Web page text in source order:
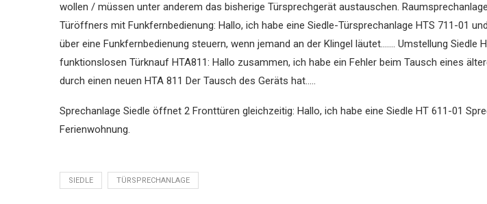
wollen / müssen unter anderem das bisherige Türsprechgerät austauschen.
Türöffners mit Funkfernbedienung: Hallo, ich habe eine Siedle-Türsprechanlage HTS 711-01
über eine Funkfernbedienung steuern, wenn jemand an der Klingel läutet……. Umstellung Siedle
funktionslosen Türknauf HTA811: Hallo zusammen, ich habe ein Fehler beim Tausch eines
durch einen neuen HTA 811 Der Tausch des Geräts hat…..
Sprechanlage Siedle öffnet 2 Fronttüren gleichzeitig: Hallo, ich habe eine Siedle HT 611-01
Ferienwohnung.
SIEDLE TÜRSPRECHANLAGE